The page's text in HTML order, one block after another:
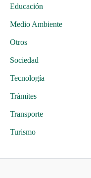
Educación
Medio Ambiente
Otros
Sociedad
Tecnología
Trámites
Transporte
Turismo